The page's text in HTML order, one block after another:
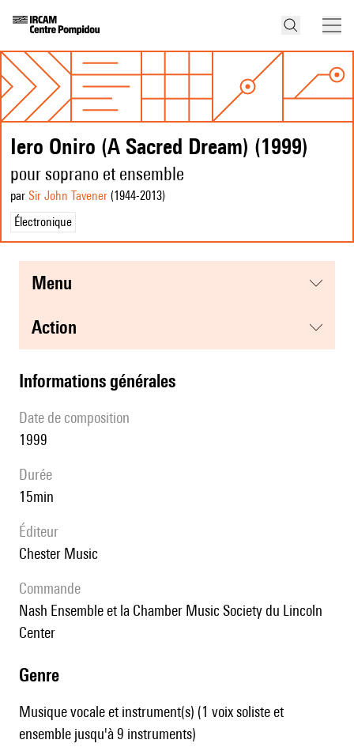
Iero Oniro (A Sacred Dream) (1999)
pour soprano et ensemble
par Sir John Tavener (1944-2013)
Électronique
menu
action
informations générales
date de composition
1999
durée
15min
éditeur
Chester Music
Commande
Nash Ensemble et la Chamber Music Society du Lincoln
Center
genre
Musique vocale et instrument(s) (1 voix soliste et
ensemble jusqu'à 9 instruments)